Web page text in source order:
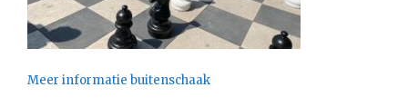
Meer informatie buitenschaak